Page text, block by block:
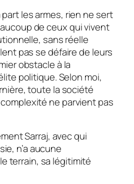
les armes, rien ne sert
de ceux qui vivent
sans réelle
pas se défaire de leurs
obstacle à la
politique. Selon moi,
toute la société
ne parvient pas
Sarraj, avec qui
n’a aucune
terrain, sa légitimité